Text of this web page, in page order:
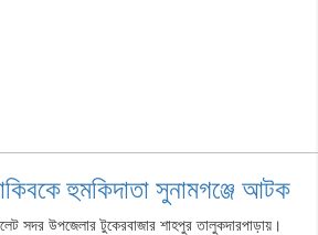
হুমকিদাতা সুনামগঞ্জে আটক
সদর উপজেলার টুকেরবাজার শাহপুর তালুকদারপাড়ায়।